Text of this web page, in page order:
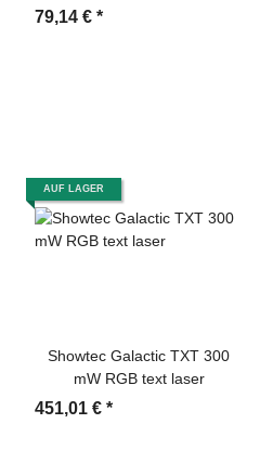
79,14 € *
AUF LAGER
Showtec Galactic TXT 300
mW RGB text laser
451,01 € *